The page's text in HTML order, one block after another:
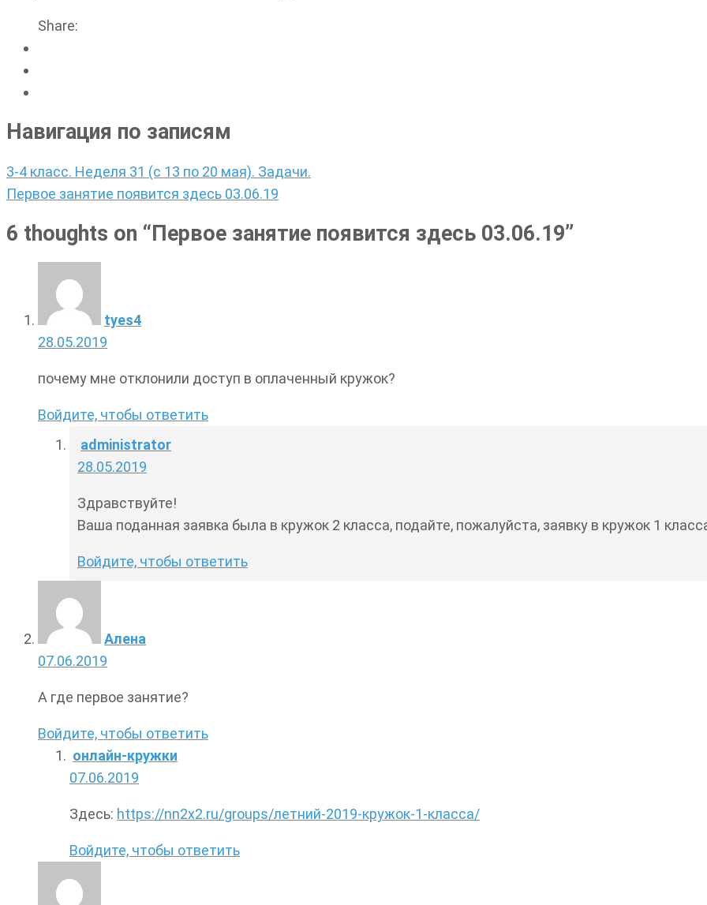
Share:
Навигация по записям
3-4 класс. Неделя 31 (с 13 по 20 мая). Задачи.
Первое занятие появится здесь 03.06.19
6 thoughts on “Первое занятие появится здесь 03.06.19”
tyes4
28.05.2019
почему мне отклонили доступ в оплаченный кружок?
Войдите, чтобы ответить
administrator
28.05.2019
Здравствуйте!
Ваша поданная заявка была в кружок 2 класса, подайте, пожалуйста, заявку в кружок 1
Войдите, чтобы ответить
Алена
07.06.2019
А где первое занятие?
Войдите, чтобы ответить
онлайн-кружки
07.06.2019
Здесь: https://nn2x2.ru/groups/летний-2019-кружок-1-класса/
Войдите, чтобы ответить